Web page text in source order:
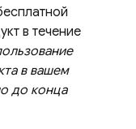
в течение
в вашем
до конца